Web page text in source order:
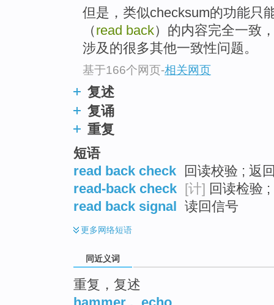
但是，类似checksum的功能只
（read back）的内容完全一致
涉及的很多其他一致性问题。
基于166个网页-相关网页
复述
复诵
重复
短语
read back check
回读校验 ; 返
read-back check [计] 回读检验 ;
read back signal 读回信号
更多网络短语
同近义词
重复，复述